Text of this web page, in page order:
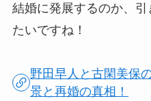
結婚に発展するのか、
たいですね！
野田早人と古閑美保
景と再婚の真相！